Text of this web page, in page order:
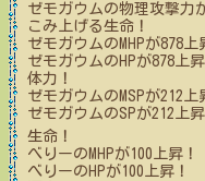
ゼモガウムの物理攻撃力
こみ上げる生命！
ゼモガウムのMHPが878上
ゼモガウムのHPが878上昇
体力！
ゼモガウムのMSPが212 上
ゼモガウムのSPが212 上昇
生命！
べりーのMHPが100 上昇！
べりーのHPが100 上昇！